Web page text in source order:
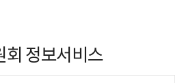
회 정보서비스